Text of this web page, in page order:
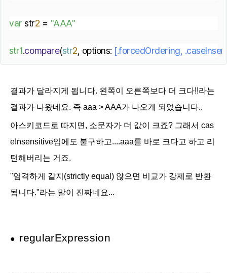
var str2 = "AAA"
str1.compare(str2 , options: [.forcedOrdering .
결과가 달라지게 됩니다. 왼쪽이 오른쪽보다 더 크다!!라는
결과가 나왔네요. 즉 aaa > AAA가 나오게 되었습니다..
아스키코드로 따지면, 소문자가 더 값이 크죠? 그래서 cas
eInsensitive임에도 불구하고....aaa를 바로 크다고 하고 리
턴해버리는 거죠.
"엄격하게 같지(strictly equal) 않으면 비교가 강제로 반환
됩니다."라는 말이 진짜네요...
● regularExpression